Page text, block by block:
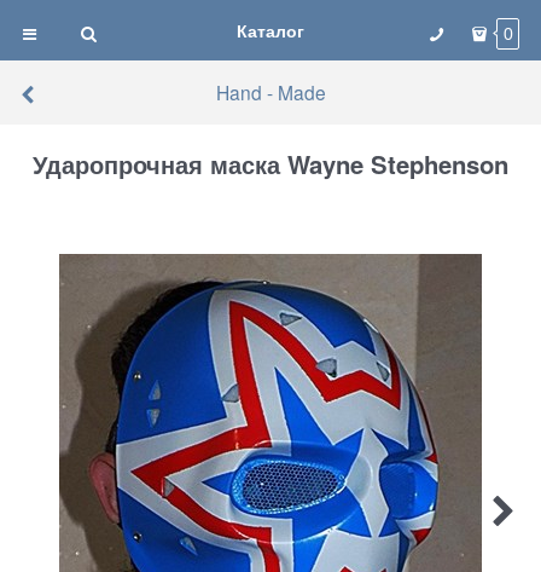
Каталог 0
Hand - Made
Ударопрочная маска Wayne Stephenson